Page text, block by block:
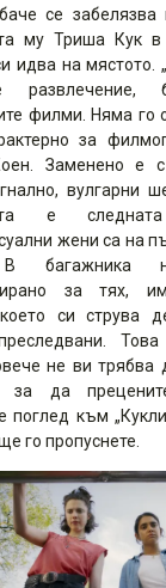
се
му Триша Кук
идва на мястото.
развлечение,
филми. Няма го
за
Заменено е
вулгарни
е
жени са на
багажника
за тях,
си струва
не ви трябва
за да
поглед към
го пропуснете.